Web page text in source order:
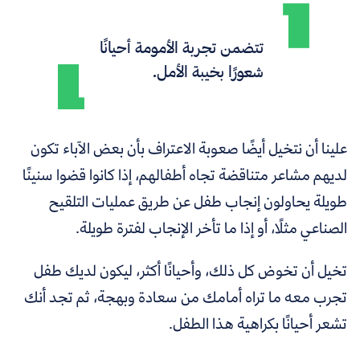
تتضمن تجربة الأمومة أحيانًا
شعورًا بخيبة الأمل.
علينا أن نتخيل أيضًا صعوبة الاعتراف بأن بعض الآباء تكون
لديهم مشاعر متناقضة تجاه أطفالهم، إذا كانوا قضوا سنينًا
طويلة يحاولون إنجاب طفل عن طريق عمليات التلقيح
الصناعي مثلًا، أو إذا ما تأخر الإنجاب لفترة طويلة.
تخيل أن تخوض كل ذلك، وأحيانًا أكثر، ليكون لديك طفل
تجرب معه ما تراه أمامك من سعادة وبهجة، ثم تجد أنك
تشعر أحيانًا بكراهية هذا الطفل.